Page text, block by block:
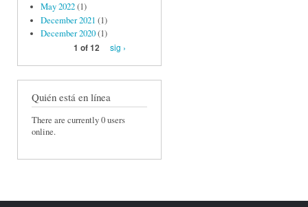
May 2022(1)
December 2021 (1)
December 2020(1)
1 of 12
sig ›
Quién está en línea
There are currently 0 users
online.